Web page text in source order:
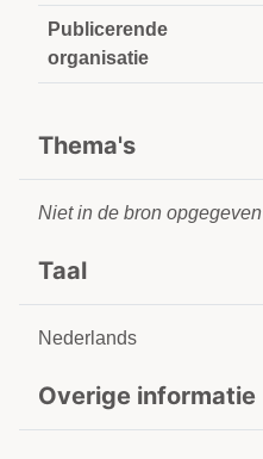
Publicerende
organisatie
Thema's
Niet in de bron opgegeven
Taal
Nederlands
Overige informatie